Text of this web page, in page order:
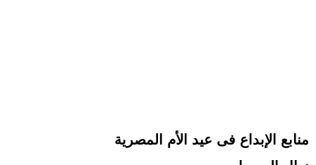
منابع الإبداع فى عيد الأم المصرية